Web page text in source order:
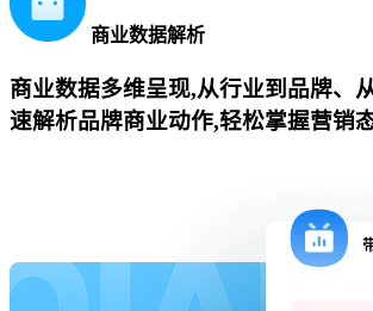
商业数据解析
商业数据多维呈现,从行业到品牌、
速解析品牌商业动作,轻松掌握营销态